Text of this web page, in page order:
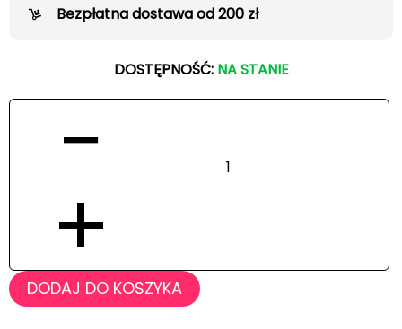
Bezpłatna dostawa od 200 zł
DOSTĘPNOŚĆ: NA STANIE
−
+
DODAJ DO KOSZYKA